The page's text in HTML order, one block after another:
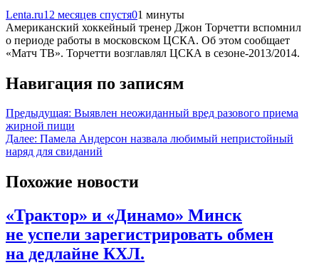
Lenta.ru12 месяцев спустя01 минуты
Американский хоккейный тренер Джон Торчетти вспомнил
о периоде работы в московском ЦСКА. Об этом сообщает
«Матч ТВ». Торчетти возглавлял ЦСКА в сезоне-2013/2014.
Навигация по записям
Предыдущая: Выявлен неожиданный вред разового приема
жирной пищи
Далее: Памела Андерсон назвала любимый непристойный
наряд для свиданий
Похожие новости
«Трактор» и «Динамо» Минск
не успели зарегистрировать обмен
на дедлайне КХЛ.